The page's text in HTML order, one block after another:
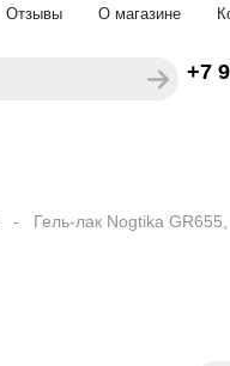
Отзывы О магазине
+7
Гель-лак Nogtika GR655,